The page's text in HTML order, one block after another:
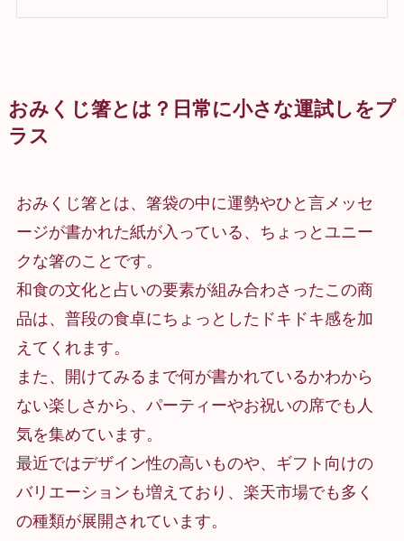
おみくじ箸とは？日常に小さな運試しをプ
ラス
おみくじ箸とは、箸袋の中に運勢やひと言メッセ
ージが書かれた紙が入っている、ちょっとユニー
クな箸のことです。
和食の文化と占いの要素が組み合わさったこの商
品は、普段の食卓にちょっとしたドキドキ感を加
えてくれます。
また、開けてみるまで何が書かれているかわから
ない楽しさから、パーティーやお祝いの席でも人
気を集めています。
最近ではデザイン性の高いものや、ギフト向けの
バリエーションも増えており、楽天市場でも多く
の種類が展開されています。